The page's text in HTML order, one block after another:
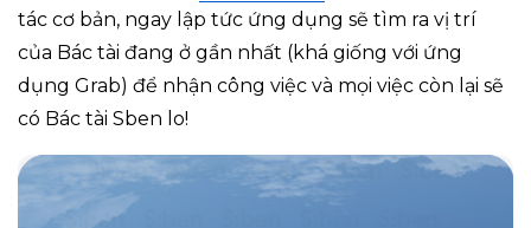
tác cơ bản, ngay lập tức ứng dụng sẽ tìm ra vị trí
của Bác tài đang ở gần nhất (khá giống với ứng
dụng Grab) để nhận công việc và mọi việc còn lại sẽ
có Bác tài Sben lo!